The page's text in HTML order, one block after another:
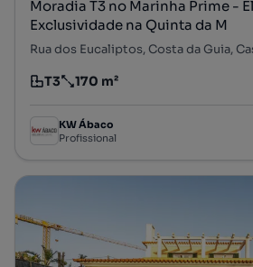
Moradia T3 no Marinha Prime -
Exclusividade na Quinta da M
Tipologia
T3
Preço por metro quadrado
170 m²
KW Ábaco
Profissional